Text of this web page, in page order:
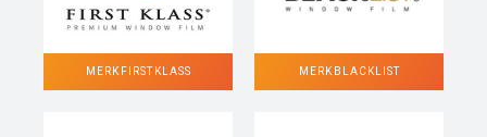
MERK FIRST KLASS MERK BLACKLIST